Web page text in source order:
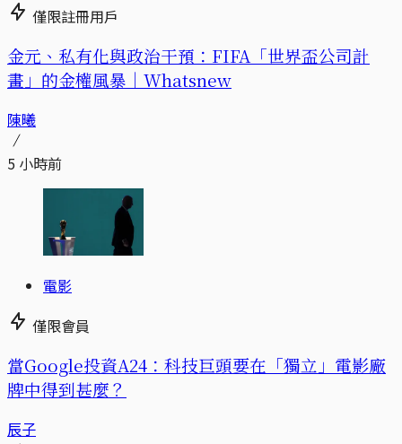
僅限註冊用戶
金元、私有化與政治干預：FIFA「世界盃公司計
畫」的金權風暴｜Whatsnew
陳曦
5 小時前
電影
僅限會員
當Google投資A24：科技巨頭要在「獨立」電影廠
牌中得到甚麼？
辰子